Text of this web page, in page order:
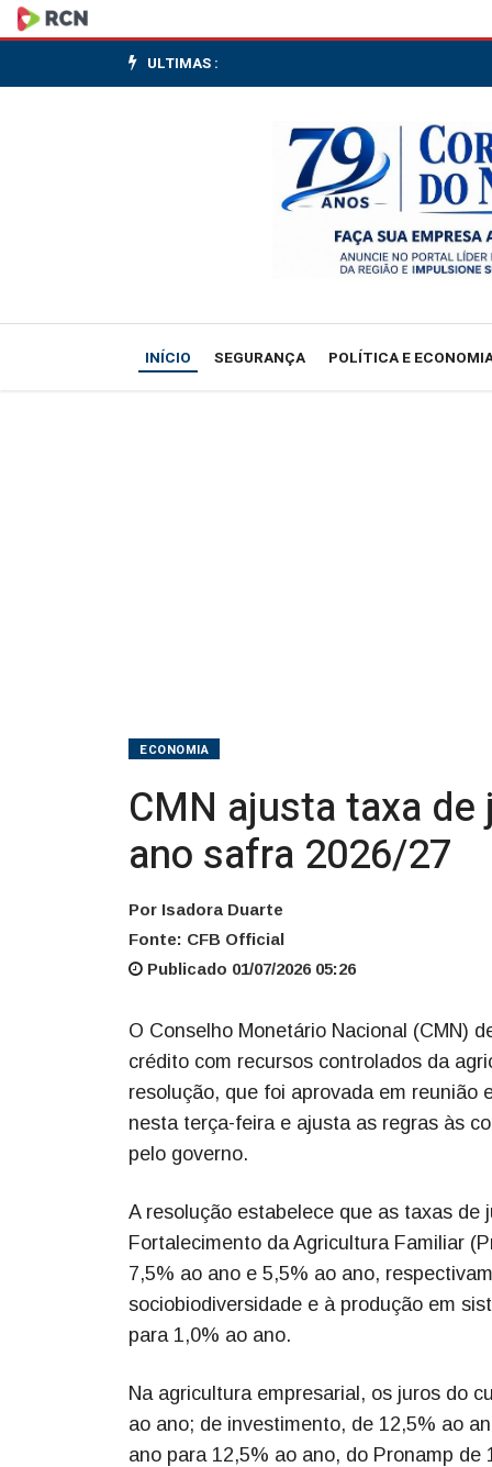
CMN
ajusta
agricultura
empresarial
ULTIMAS :
INÍCIO SEGURANÇA POLÍTICA E
ECONOMIA
CMN ajusta taxa
ano safra 2026/27
Por Isadora Duarte
Fonte: CFB Official
Publicado 01/07/2026 05:26
O Conselho Monetário Nacional (CMN)
crédito com recursos controlados da
resolução, que foi aprovada em reunião
nesta terça-feira e ajusta as regras às
pelo governo.
A resolução estabelece que as taxas de
Fortalecimento da Agricultura Familiar
7,5% ao ano e 5,5% ao ano,
sociobiodiversidade e à produção em
para 1,0% ao ano.
Na agricultura empresarial, os juros do
ao ano; de investimento, de 12,5% ao
ano para 12,5% ao ano, do Pronamp